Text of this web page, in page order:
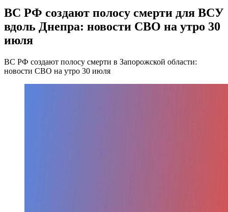
ВС РФ создают полосу смерти для ВСУ
вдоль Днепра: новости СВО на утро 30
июля
ВС РФ создают полосу смерти в Запорожской области:
новости СВО на утро 30 июля